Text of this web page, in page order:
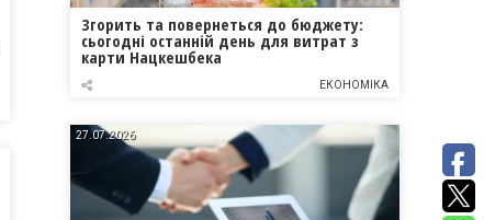
Згорить та повернеться до бюджету:
сьогодні останній день для витрат з
карти Нацкешбека
ЕКОНОМІКА
27.07.2026